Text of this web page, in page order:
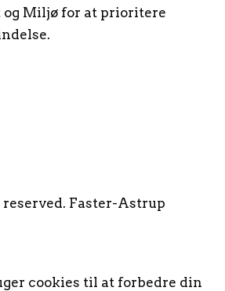
og Miljø for at prioritere
Faster-Astrup
cookies til at forbedre din